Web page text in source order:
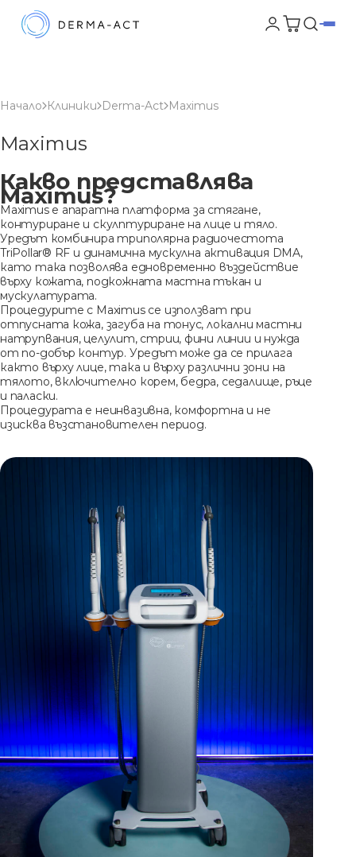
Начало Клиники Derma-Act Maximus
Maximus
Какво представлява
Maximus?
Maximus е апаратна платформа за стягане,
контуриране и скулптуриране на лице и тяло.
Уредът комбинира триполярна радиочестота
TriPollar® RF и динамична мускулна активация DMA,
като така позволява едновременно въздействие
върху кожата, подкожната мастна тъкан и
мускулатурата.
Процедурите с Maximus се използват при
отпусната кожа, загуба на тонус, локални мастни
натрупвания, целулит, стрии, фини линии и нужда
от по-добър контур. Уредът може да се прилага
както върху лице, така и върху различни зони на
тялото, включително корем, бедра, седалище, ръце
и паласки.
Процедурата е неинвазивна, комфортна и не
изисква възстановителен период.